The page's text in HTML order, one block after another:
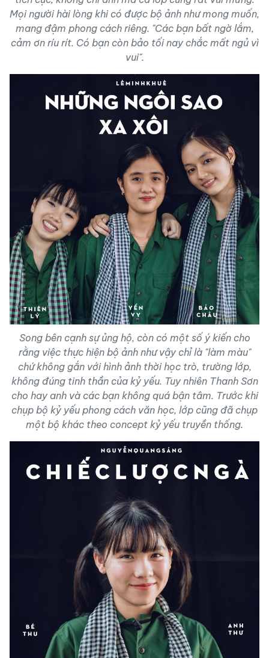
Mọi người hài lòng khi có được bộ ảnh như mong muốn,
mang đậm phong cách riêng. "Các bạn bất ngờ lắm,
cảm ơn ríu rít. Có bạn còn bảo tối nay chắc mất ngủ vì
vui".
Song bên cạnh sự ủng hộ, còn có một số ý kiến cho
rằng việc thực hiện bộ ảnh như vậy chỉ là "làm màu"
chứ không gắn với hình ảnh thời học trò, trường lớp,
không đúng tinh thần của kỷ yếu. Tuy nhiên Thanh Sơn
cho hay anh và các bạn không quá bận tâm. Trước khi
chụp bộ kỷ yếu phong cách văn học, lớp cũng đã chụp
một bộ khác theo concept kỷ yếu truyền thống.